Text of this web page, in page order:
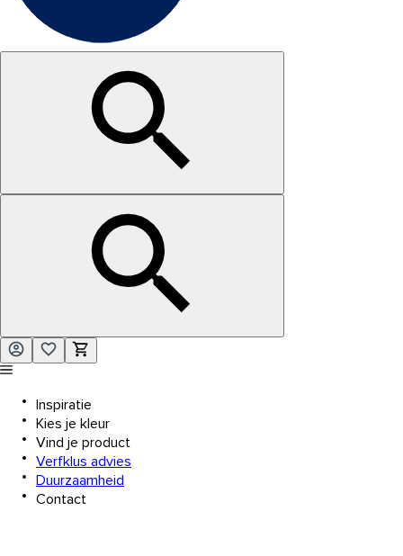
Inspiratie
Kies je kleur
Vind je product
Verfklus advies
Duurzaamheid
Contact